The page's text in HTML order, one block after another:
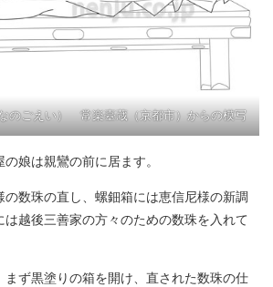
のごえい） 常楽臺蔵（京都市）からの模写
娘は親鸞の前に居ます。
の数珠の直し、螺鈿箱には恵信尼様の新調
越後三善家の方々のための数珠を入れて
ず黒塗りの箱を開け、直された数珠の仕